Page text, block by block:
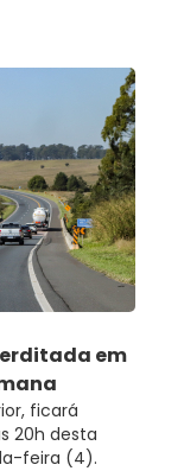
em
ficará
20h desta
feira (4).